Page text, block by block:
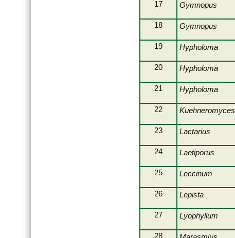
17 Gymnopus
18 Gymnopus
19 Hypholoma
20 Hypholoma
21 Hypholoma
22 Kuehneromyces
23 Lactarius
24 Laetiporus
25 Leccinum
26 Lepista
27 Lyophyllum
28